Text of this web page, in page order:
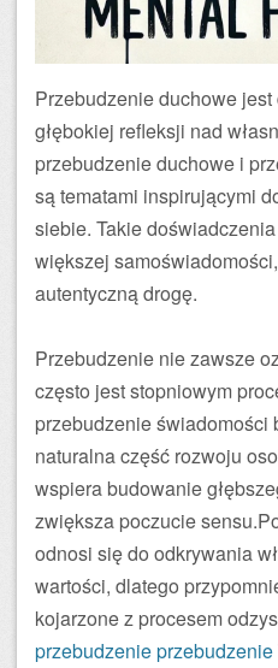
Przebudzenie duchowe
głębokiej refleksji nad
przebudzenie duchowe i
są tematami inspirującymi
siebie. Takie
większej
autentyczną drogę.
Przebudzenie nie zawsze
często jest stopniowym
przebudzenie świadomości
naturalna część rozwoju
wspiera budowanie
zwiększa poczucie
odnosi się do odkrywania
wartości, dlatego
kojarzone z procesem
przebudzenieprzebudzenie